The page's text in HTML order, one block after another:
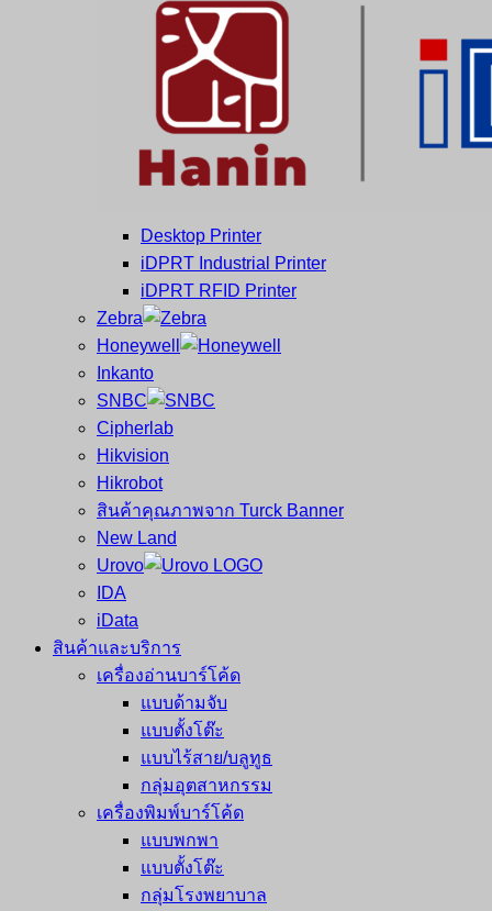
Desktop Printer
iDPRT Industrial Printer
iDPRT RFID Printer
Zebra
Honeywell
Inkanto
SNBC
Cipherlab
Hikvision
Hikrobot
สินค้าคุณภาพจาก Turck Banner
New Land
Urovo
IDA
iData
สินค้าและบริการ
เครื่องอ่านบาร์โค้ด
แบบด้ามจับ
แบบตั้งโต๊ะ
แบบไร้สาย/บลูทูธ
กลุ่มอุตสาหกรรม
เครื่องพิมพ์บาร์โค้ด
แบบพกพา
แบบตั้งโต๊ะ
กลุ่มโรงพยาบาล